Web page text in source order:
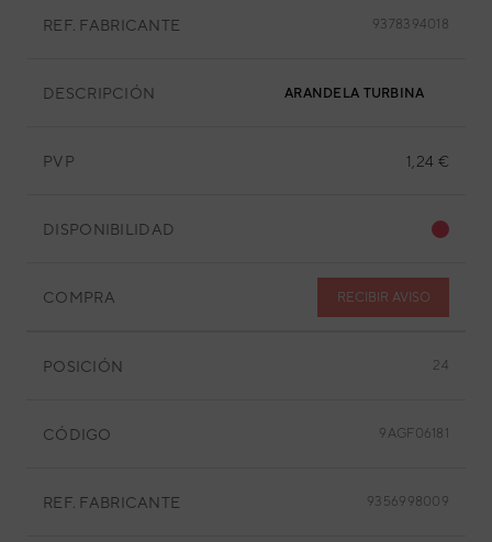
REF. FABRICANTE 9378394018
DESCRIPCIÓN ARANDELA TURBINA
PVP 1,24 €
DISPONIBILIDAD
COMPRA RECIBIR AVISO
POSICIÓN 24
CÓDIGO 9AGF06181
REF. FABRICANTE 9356998009